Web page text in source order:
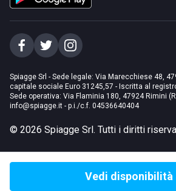
Spiagge Srl - Sede legale: Via Marecchiese 48,
capitale sociale Euro 31245,57 - Iscritta al
Sede operativa: Via Flaminia 180, 47924 Rimini
info@spiagge.it - p.i./c.f. 04536640404
© 2026 Spiagge Srl. Tutti i diritti
Vedi disponibilità